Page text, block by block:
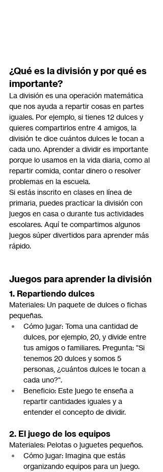
¿Qué es la división y por qué es
importante?
La división es una operación matemática
que nos ayuda a repartir cosas en partes
iguales. Por ejemplo, si tienes 12 dulces y
quieres compartirlos entre 4 amigos, la
división te dice cuántos dulces le tocan a
cada uno. Aprender a dividir es importante
porque lo usamos en la vida diaria, como al
repartir comida, contar dinero o resolver
problemas en la escuela.
Si estás inscrito en clases en línea de
primaria, puedes practicar la división con
juegos en casa o durante tus actividades
escolares. Aquí te compartimos algunos
juegos súper divertidos para aprender más
rápido.
Juegos para aprender la división
1. Repartiendo dulces
Materiales: Un paquete de dulces o fichas
pequeñas.
Cómo jugar: Toma una cantidad de
dulces, por ejemplo, 20, y divide entre
tus amigos o familiares. Pregunta: "Si
tenemos 20 dulces y somos 5
personas, ¿cuántos dulces le tocan a
cada uno?".
Beneficio: Este juego te enseña a
repartir cantidades iguales y a
entender el concepto de dividir.
2. El juego de los equipos
Materiales: Pelotas o juguetes pequeños.
Cómo jugar: Imagina que estás
organizando equipos para un juego.